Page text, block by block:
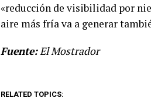
«reducción de visibilidad por
aire más fría va a generar
Fuente:El Mostrador
RELATED TOPICS: